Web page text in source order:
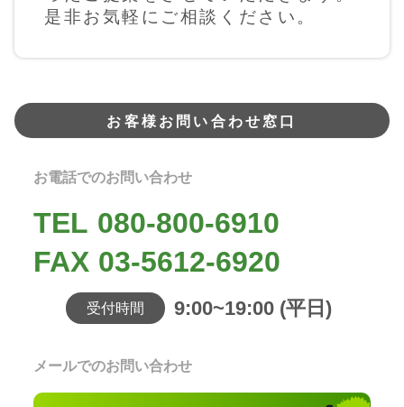
是非お気軽にご相談ください。
お客様お問い合わせ窓口
お電話でのお問い合わせ
TEL 080-800-6910
FAX 03-5612-6920
受付時間 9:00~19:00 (平日)
メールでのお問い合わせ